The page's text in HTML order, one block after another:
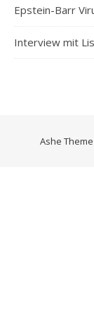
Epstein-Barr
Interview mit
Ashe